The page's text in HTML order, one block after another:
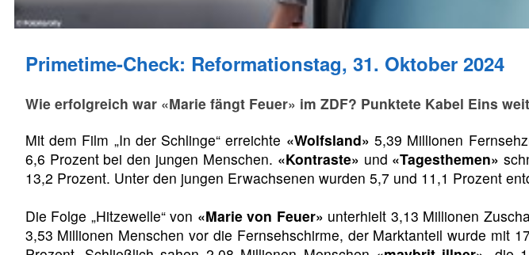
Primetime-Check: Reformationstag, 31. Oktober 2024
Wie erfolgreich war «Marie fängt Feuer» im ZDF? Punktete Kabel Eins
Mit dem Film „In der Schlinge“ erreichte «Wolfsland» 5,39 Millionen
6,6 Prozent bei den jungen Menschen. «Kontraste» und «Tagesthemen»
13,2 Prozent. Unter den jungen Erwachsenen wurden 5,7 und 11,1 Prozent
Die Folge „Hitzewelle“ von «Marie von Feuer» unterhielt 3,13 Millionen
3,53 Millionen Menschen vor die Fernsehschirme, der Marktanteil wurde mit